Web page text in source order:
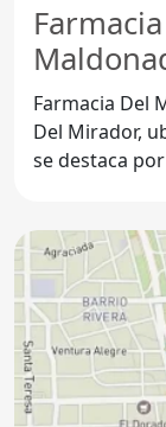
Farmacia Del
Del Mirador,
se destaca